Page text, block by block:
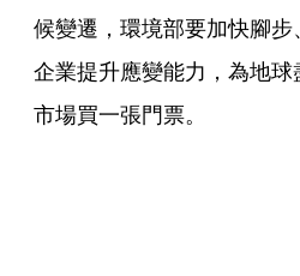
候變遷，環境部要加快腳
企業提升應變能力，為地
市場買一張門票。